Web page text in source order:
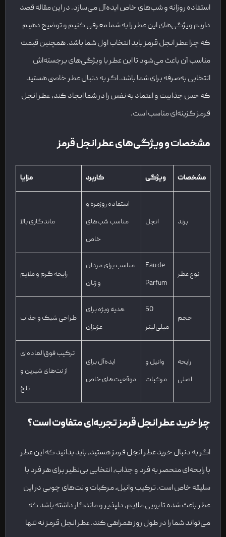
استفاده روزانه و شب‌های خاص ایده‌آل می‌سازد. در این مقاله قصد
داریم ویژگی‌های این عطر را به شما معرفی کنیم و توضیح دهیم
که چرا عطر انجل قرمز باید انتخاب اول شما باشد. همچنین قیمت
مناسب آن باعث می‌شود تا این عطر با ویژگی‌های برجسته‌اش
انتخابی به‌صرفه برای شما باشد. اگر به دنبال عطر خاصی هستید
که حس جذابیت و اعتماد به نفس را در شما ایجاد کند، عطر انجل
قرمز گزینه‌ای مناسب است.
مشخصات و ویژگی‌های عطر انجل قرمز
مشخصات ویژگی کاربرد مزایا
برند انجل
استفاده روزمره و
مناسب شب‌های
خاص
ماندگاری بالا
نوع عطر
Eau de
Parfum
مناسب برای مردان
و زنان
رایحه گرم و ملایم
حجم
50
میلی‌لیتر
هدیه ویژه برای
عزیزان
طراحی شیک و جذاب
رایحه
اصلی
وانیل و
مرکبات
ایده‌آل برای
موقعیت‌های خاص
ترکیب فوق‌العاده‌ای
از نت‌های شیرین و
تلخ
چرا خرید عطر انجل قرمز تجربه‌ای متفاوت است؟
اگر به دنبال خرید عطر انجل قرمز هستید، باید بدانید که این عطر
با رایحه‌ای منحصر به فرد و جذاب، انتخابی بی‌نظیر برای هر فرد با
سلیقه خاص است. ترکیب وانیل، مرکبات و نت‌های چوبی در این
عطر باعث شده تا بویی ملایم، دلپذیر و ماندگار داشته باشد که
می‌تواند شما را در طول روز همراهی کند. عطر انجل قرمز نه تنها